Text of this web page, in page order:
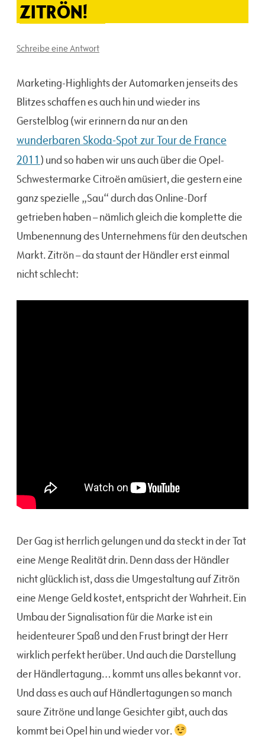
ZITRÖN!
Schreibe eine Antwort
Marketing-Highlights der Automarken jenseits des
Blitzes schaffen es auch hin und wieder ins
Gerstelblog (wir erinnern da nur an den
wunderbaren Skoda-Spot zur Tour de France
2011 ) und so haben wir uns auch über die Opel-
Schwestermarke Citroën amüsiert, die gestern eine
ganz spezielle „Sau“ durch das Online-Dorf
getrieben haben – nämlich gleich die komplette die
Umbenennung des Unternehmens für den deutschen
Markt. Zitrön – da staunt der Händler erst einmal
nicht schlecht:
Der Gag ist herrlich gelungen und da steckt in der Tat
eine Menge Realität drin. Denn dass der Händler
nicht glücklich ist, dass die Umgestaltung auf Zitrön
eine Menge Geld kostet, entspricht der Wahrheit. Ein
Umbau der Signalisation für die Marke ist ein
heidenteurer Spaß und den Frust bringt der Herr
wirklich perfekt herüber. Und auch die Darstellung
der Händlertagung… kommt uns alles bekannt vor.
Und dass es auch auf Händlertagungen so manch
saure Zitröne und lange Gesichter gibt, auch das
kommt bei Opel hin und wieder vor.